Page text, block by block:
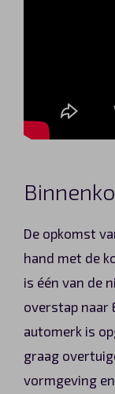
De opkomst
hand met de
is één van de
overstap naar
automerk is
graag
vormgeving